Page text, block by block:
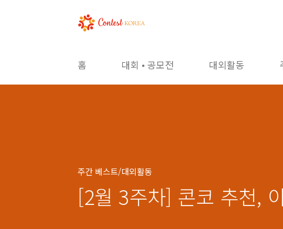
홈 대회 • 공모전 대외활동
주간 베스트/대외활동
[2월 3주차] 콘코 추천,